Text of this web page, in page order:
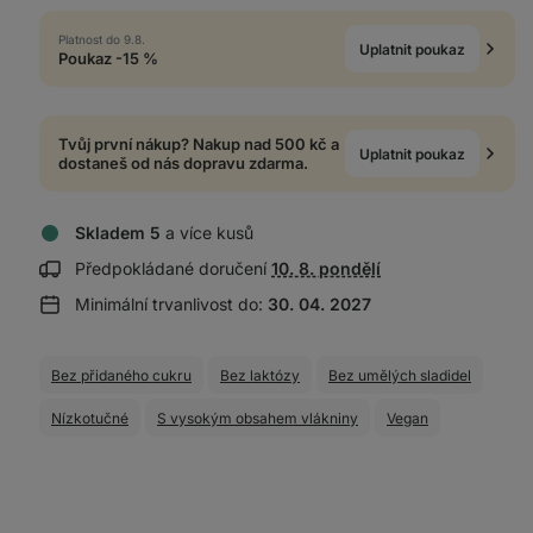
Platnost do 9.8.
Poukaz -15 % Uplatnit poukaz
Tvůj první nákup? Nakup nad 500 kč a
dostaneš od nás dopravu zdarma.
Uplatnit poukaz
Skladem 5 a více kusů
Předpokládané doručení Zobrazit
o
10. 8. pondělí
Minimální trvanlivost do: 30. 04. 2027
Bez přidaného cukru Bez laktózy Bez umělých sladidel
Nízkotučné S vysokým obsahem vlákniny Vegan